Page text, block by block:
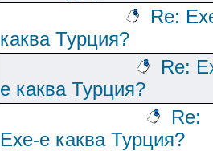
Re:
каква Турция?
Re:
е каква Турция?
Re:
Ехе-е каква Турция?